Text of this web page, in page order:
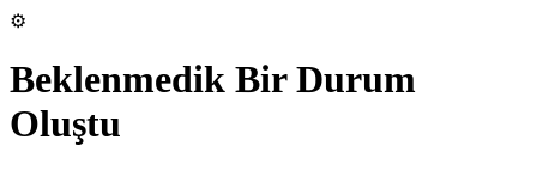
⚙️
Beklenmedik Bir Durum
Oluştu